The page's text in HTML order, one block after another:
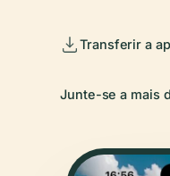
Transferir a
Junte-se a mais